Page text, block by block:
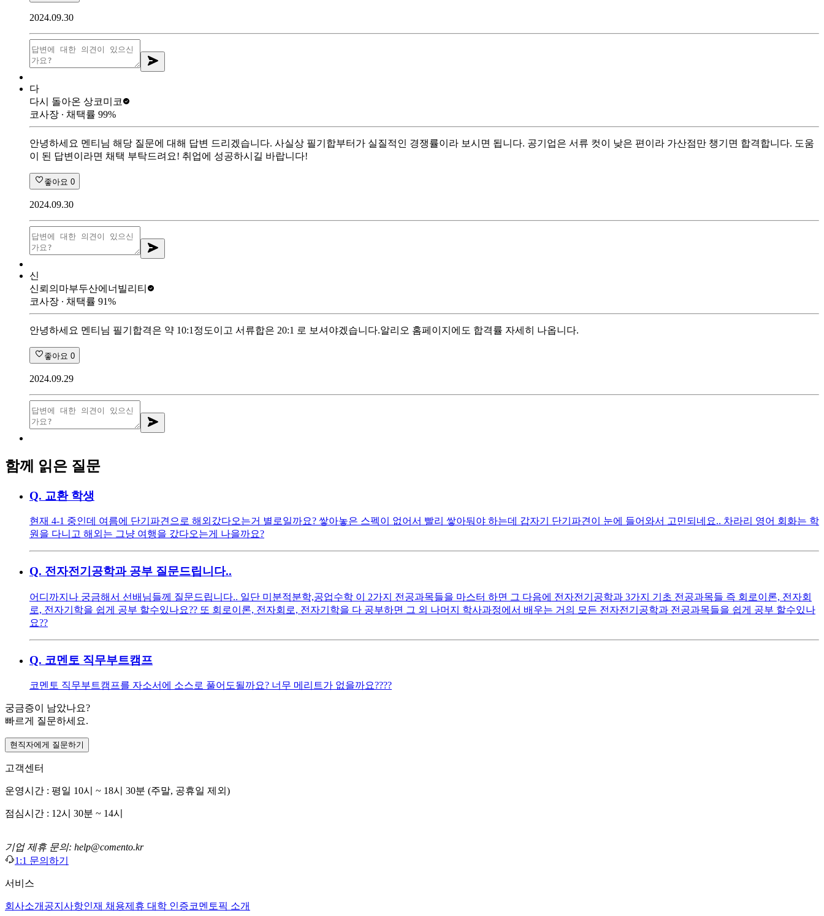
2024.09.30
다
다시 돌아온 상코미코
코사장 ∙ 채택률 99%
안녕하세요 멘티님 해당 질문에 대해 답변 드리겠습니다. 사실상 필기합부터가 실질적인 경쟁률이라 보시면 됩니다. 공기업은 서류 컷이 낮은 편이라 가산점만 챙기면 합격합니다. 도움
이 된 답변이라면 채택 부탁드려요! 취업에 성공하시길 바랍니다!
좋아요 0
2024.09.30
신
신뢰의마부두산에너빌리티
코사장 ∙ 채택률 91%
안녕하세요 멘티님 필기합격은 약 10:1정도이고 서류합은 20:1 로 보셔야겠습니다.알리오 홈페이지에도 합격률 자세히 나옵니다.
좋아요 0
2024.09.29
함께 읽은 질문
Q. 교환 학생
현재 4-1 중인데 여름에 단기파견으로 해외갔다오는거 별로일까요? 쌓아놓은 스펙이 없어서 빨리 쌓아둬야 하는데 갑자기 단기파견이 눈에 들어와서 고민되네요.. 차라리 영어 회화는 학
원을 다니고 해외는 그냥 여행을 갔다오는게 나을까요?
Q. 전자전기공학과 공부 질문드립니다..
어디까지나 궁금해서 선배님들께 질문드립니다.. 일단 미분적분학,공업수학 이 2가지 전공과목들을 마스터 하면 그 다음에 전자전기공학과 3가지 기초 전공과목들 즉 회로이론, 전자회
로, 전자기학을 쉽게 공부 할수있나요?? 또 회로이론, 전자회로, 전자기학을 다 공부하면 그 외 나머지 학사과정에서 배우는 거의 모든 전자전기공학과 전공과목들을 쉽게 공부 할수있나
요??
Q. 코멘토 직무부트캠프
코멘토 직무부트캠프를 자소서에 소스로 풀어도될까요? 너무 메리트가 없을까요????
궁금증이 남았나요?
빠르게 질문하세요.
현직자에게 질문하기
고객센터
운영시간 : 평일 10시 ~ 18시 30분 (주말, 공휴일 제외)
점심시간 : 12시 30분 ~ 14시
기업 제휴 문의: help@comento.kr
1:1 문의하기
서비스
회사소개 공지사항인재 채용제휴 대학 인증코멘토픽 소개